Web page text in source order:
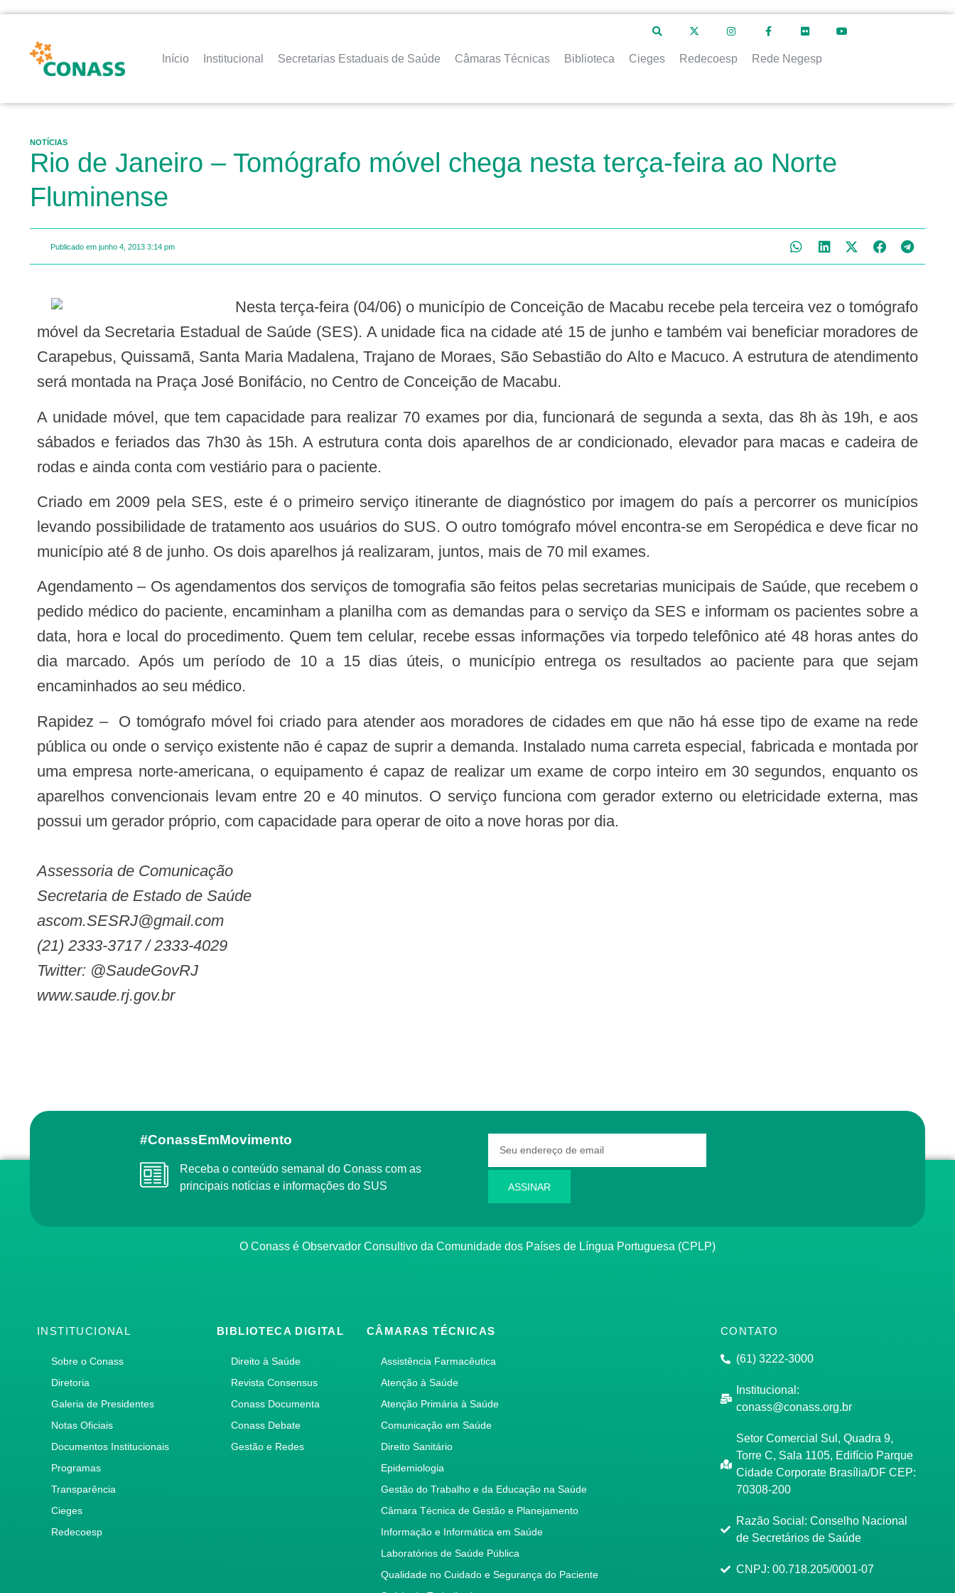
Início Institucional Secretarias Estaduais de Saúde Câmaras Técnicas Biblioteca Cieges Redecoesp Rede Negesp
NOTÍCIAS
Rio de Janeiro – Tomógrafo móvel chega nesta terça-feira ao Norte
Fluminense
Publicado em junho 4, 2013 3:14 pm
Nesta terça-feira (04/06) o município de Conceição de Macabu recebe pela terceira vez o tomógrafo
móvel da Secretaria Estadual de Saúde (SES). A unidade fica na cidade até 15 de junho e também vai beneficiar moradores de
Carapebus, Quissamã, Santa Maria Madalena, Trajano de Moraes, São Sebastião do Alto e Macuco. A estrutura de atendimento
será montada na Praça José Bonifácio, no Centro de Conceição de Macabu.
A unidade móvel, que tem capacidade para realizar 70 exames por dia, funcionará de segunda a sexta, das 8h às 19h, e aos
sábados e feriados das 7h30 às 15h. A estrutura conta dois aparelhos de ar condicionado, elevador para macas e cadeira de
rodas e ainda conta com vestiário para o paciente.
Criado em 2009 pela SES, este é o primeiro serviço itinerante de diagnóstico por imagem do país a percorrer os municípios
levando possibilidade de tratamento aos usuários do SUS. O outro tomógrafo móvel encontra-se em Seropédica e deve ficar no
município até 8 de junho. Os dois aparelhos já realizaram, juntos, mais de 70 mil exames.
Agendamento – Os agendamentos dos serviços de tomografia são feitos pelas secretarias municipais de Saúde, que recebem o
pedido médico do paciente, encaminham a planilha com as demandas para o serviço da SES e informam os pacientes sobre a
data, hora e local do procedimento. Quem tem celular, recebe essas informações via torpedo telefônico até 48 horas antes do
dia marcado. Após um período de 10 a 15 dias úteis, o município entrega os resultados ao paciente para que sejam
encaminhados ao seu médico.
Rapidez – O tomógrafo móvel foi criado para atender aos moradores de cidades em que não há esse tipo de exame na rede
pública ou onde o serviço existente não é capaz de suprir a demanda. Instalado numa carreta especial, fabricada e montada por
uma empresa norte-americana, o equipamento é capaz de realizar um exame de corpo inteiro em 30 segundos, enquanto os
aparelhos convencionais levam entre 20 e 40 minutos. O serviço funciona com gerador externo ou eletricidade externa, mas
possui um gerador próprio, com capacidade para operar de oito a nove horas por dia.
Assessoria de Comunicação
Secretaria de Estado de Saúde
ascom.SESRJ@gmail.com
(21) 2333-3717 / 2333-4029
Twitter: @SaudeGovRJ
www.saude.rj.gov.br
#ConassEmMovimento
Receba o conteúdo semanal do Conass com as
principais notícias e informações do SUS
ASSINAR
O Conass é Observador Consultivo da Comunidade dos Países de Língua Portuguesa (CPLP)
INSTITUCIONAL
Sobre o Conass
Diretoria
Galeria de Presidentes
Notas Oficiais
Documentos Institucionais
Programas
Transparência
Cieges
Redecoesp
BIBLIOTECA DIGITAL
Direito à Saúde
Revista Consensus
Conass Documenta
Conass Debate
Gestão e Redes
CÂMARAS TÉCNICAS
Assistência Farmacêutica
Atenção à Saúde
Atenção Primária à Saúde
Comunicação em Saúde
Direito Sanitário
Epidemiologia
Gestão do Trabalho e da Educação na Saúde
Câmara Técnica de Gestão e Planejamento
Informação e Informática em Saúde
Laboratórios de Saúde Pública
Qualidade no Cuidado e Segurança do Paciente
CONTATO
(61) 3222-3000
Institucional:
conass@conass.org.br
Setor Comercial Sul, Quadra 9,
Torre C, Sala 1105, Edifício Parque
Cidade Corporate Brasília/DF CEP:
70308-200
Razão Social: Conselho Nacional
de Secretários de Saúde
CNPJ: 00.718.205/0001-07